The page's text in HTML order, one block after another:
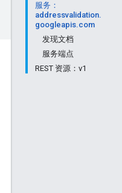
服务：
addressvalidation.
googleapis.com
发现文档
服务端点
REST 资源：v1